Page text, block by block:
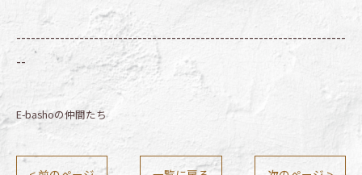
--------------------------------------------------------------------
--
E-bashoの仲間たち